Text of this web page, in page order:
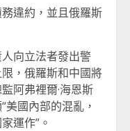
違約，並且俄羅斯
向立法者發出警
，俄羅斯和中國將
阿弗裡爾·海恩斯
國內部的混亂，
運作”。